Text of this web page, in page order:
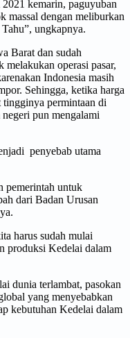
kemarin, paguyuban
massal dengan meliburkan
ungkapnya.
Barat dan sudah
melakukan operasi pasar,
Indonesia masih
Sehingga, ketika harga
permintaan di
pun mengalami
penyebab utama
pemerintah untuk
dari Badan Urusan
harus sudah mulai
produksi Kedelai dalam
dunia terlambat, pasokan
yang menyebabkan
kebutuhan Kedelai dalam